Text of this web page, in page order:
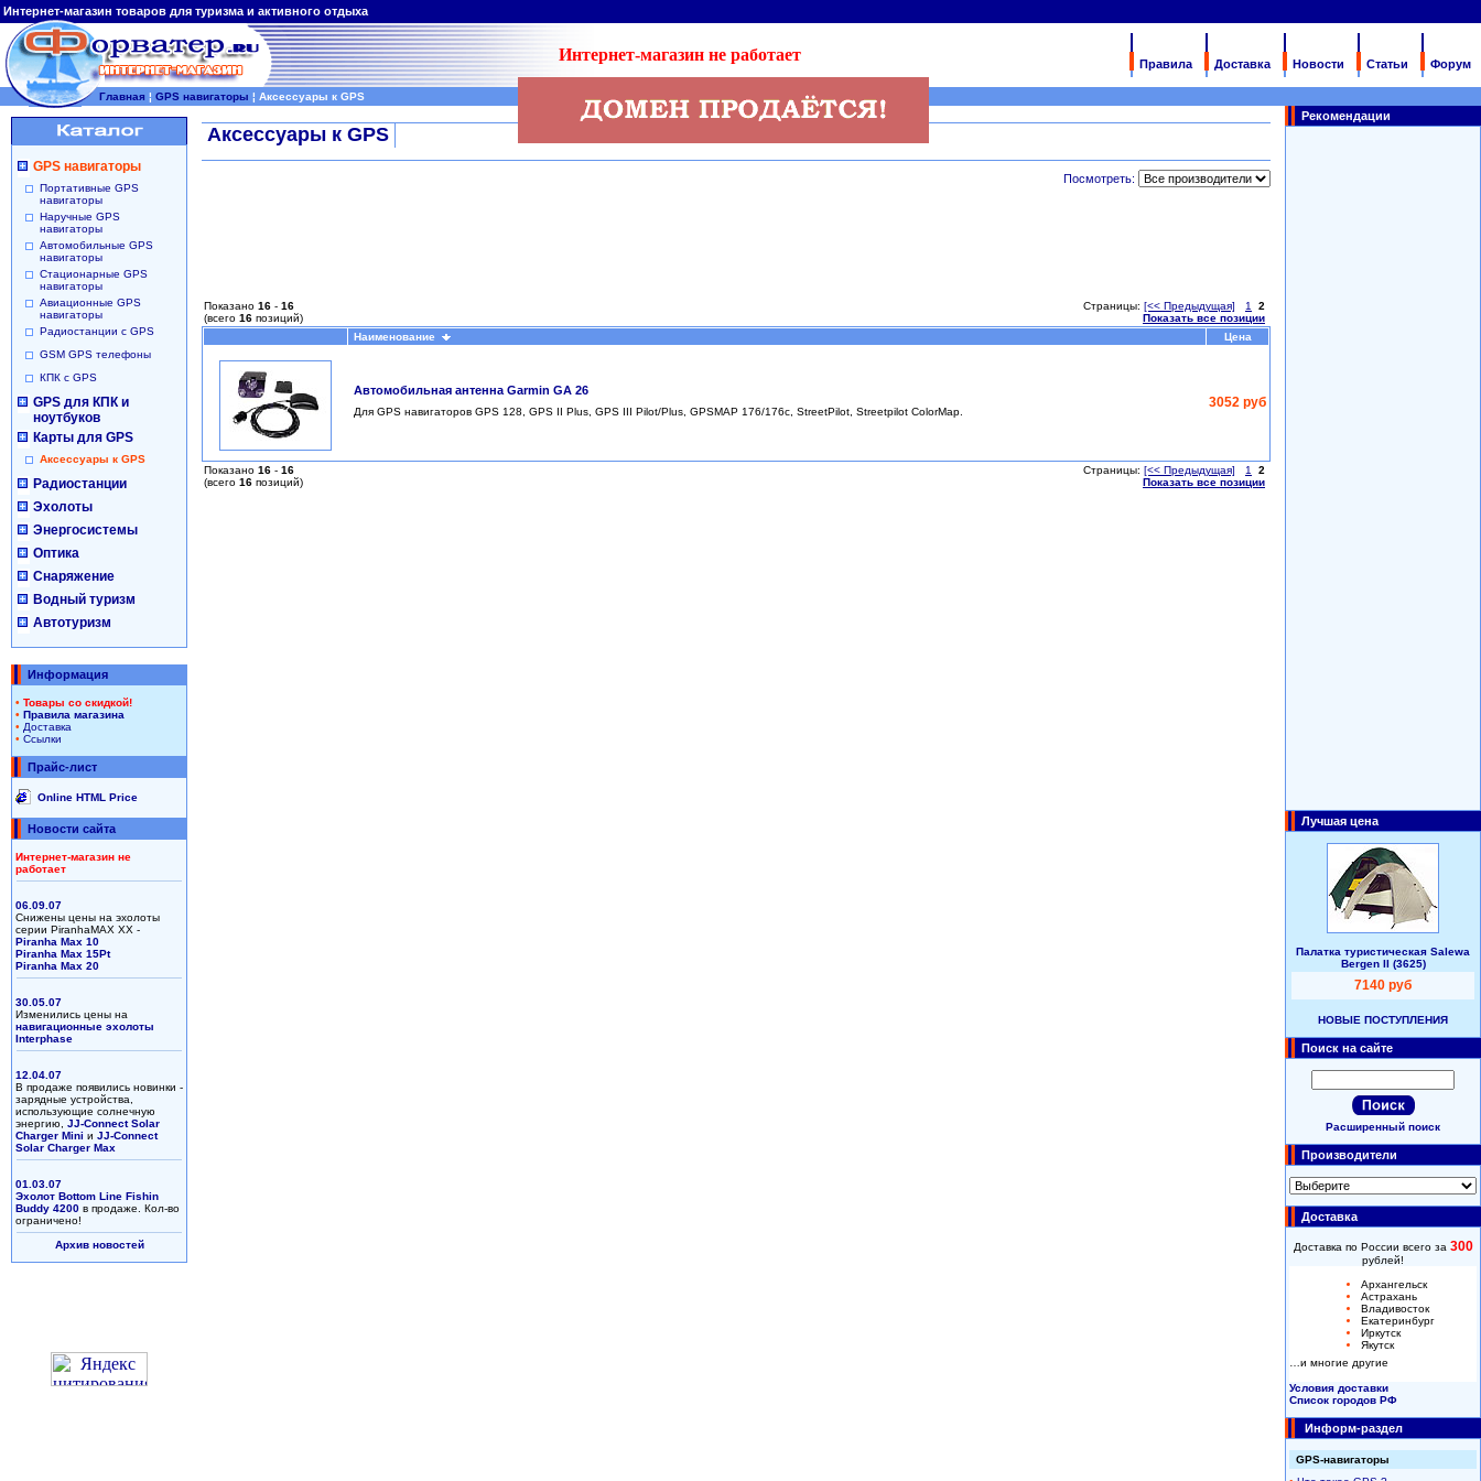
Интернет-магазин товаров для туризма и активного отдыха
Интернет-магазин не работает Правила Доставка Новости Статьи Форум
Главная ¦ GPS навигаторы ¦ Аксессуары к GPS
Рекомендации
Лучшая цена
Палатка туристическая Salewa
Bergen II (3625)
7140 руб
НОВЫЕ ПОСТУПЛЕНИЯ
Поиск на сайте
Расширенный поиск
Производители
Доставка
Доставка по России всего за 300
рублей!
Архангельск
Астрахань
Владивосток
Екатеринбург
Иркутск
Якутск
…и многие другие
Условия доставки
Список городов РФ
Информ-раздел
GPS-навигаторы
GPS навигаторы
Портативные GPS
навигаторы
Наручные GPS
навигаторы
Автомобильные GPS
навигаторы
Стационарные GPS
навигаторы
Авиационные GPS
навигаторы
Радиостанции с GPS
GSM GPS телефоны
КПК с GPS
GPS для КПК и
ноутбуков
Карты для GPS
Аксессуары к GPS
Радиостанции
Эхолоты
Энергосистемы
Оптика
Снаряжение
Водный туризм
Автотуризм
Информация
• Товары со скидкой!
• Правила магазина
• Доставка
• Ссылки
Прайс-лист
Online HTML Price
Новости сайта
Интернет-магазин не
работает
06.09.07
Снижены цены на эхолоты
серии PiranhaMAX XX -
Piranha Max 10
Piranha Max 15Pt
Piranha Max 20
30.05.07
Изменились цены на
навигационные эхолоты
Interphase
12.04.07
В продаже появились новинки -
зарядные устройства,
использующие солнечную
энергию, JJ-Connect Solar
Charger Mini и JJ-Connect
Solar Charger Max
01.03.07
Эхолот Bottom Line Fishin
Buddy 4200 в продаже. Кол-во
ограничено!
Архив новостей
Аксессуары к GPS
Посмотреть:
Показано 16 - 16
(всего 16 позиций)
Страницы: [<< Предыдущая] 1
2
Показать все позиции
Наименование
Цена
Автомобильная антенна Garmin GA 26
Для GPS навигаторов GPS 128, GPS II Plus, GPS III Pilot/Plus, GPSMAP 176/176c, StreetPilot, Streetpilot ColorMap.
3052 руб
Показано 16 - 16
(всего 16 позиций)
Страницы: [<< Предыдущая] 1
2
Показать все позиции